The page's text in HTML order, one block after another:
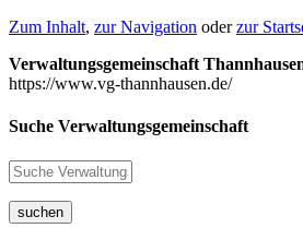
Zum Inhalt, zur Navigation oderzur
Verwaltungsgemeinschaft
https://www.vg-thannhausen.de/
Suche Verwaltungsgemeinschaft
suchen